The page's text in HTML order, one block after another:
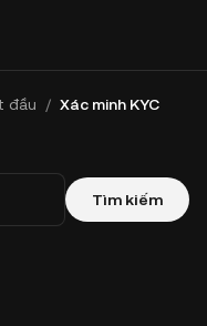
đầu / Xác minh KYC
Tìm kiếm